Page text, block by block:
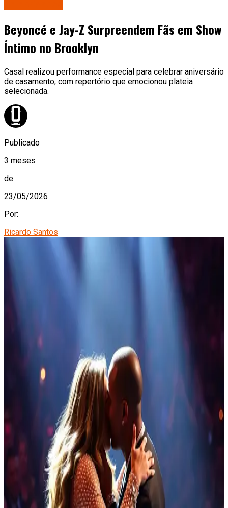
Beyoncé e Jay-Z Surpreendem Fãs em Show
Íntimo no Brooklyn
Casal realizou performance especial para celebrar aniversário
de casamento, com repertório que emocionou plateia
selecionada.
Publicado
3 meses
de
23/05/2026
Por:
Ricardo Santos